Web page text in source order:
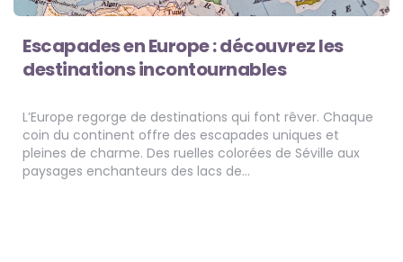
Escapades en Europe : découvrez les
destinations incontournables
L’Europe regorge de destinations qui font rêver. Chaque
coin du continent offre des escapades uniques et
pleines de charme. Des ruelles colorées de Séville aux
paysages enchanteurs des lacs de…